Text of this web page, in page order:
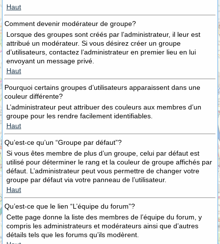
Haut
Comment devenir modérateur de groupe?
Lorsque des groupes sont créés par l’administrateur, il leur est
attribué un modérateur. Si vous désirez créer un groupe
d’utilisateurs, contactez l’administrateur en premier lieu en lui
envoyant un message privé.
Haut
Pourquoi certains groupes d’utilisateurs apparaissent dans une
couleur différente?
L’administrateur peut attribuer des couleurs aux membres d’un
groupe pour les rendre facilement identifiables.
Haut
Qu’est-ce qu’un “Groupe par défaut”?
Si vous êtes membre de plus d’un groupe, celui par défaut est
utilisé pour déterminer le rang et la couleur de groupe affichés par
défaut. L’administrateur peut vous permettre de changer votre
groupe par défaut via votre panneau de l’utilisateur.
Haut
Qu’est-ce que le lien “L’équipe du forum”?
Cette page donne la liste des membres de l’équipe du forum, y
compris les administrateurs et modérateurs ainsi que d’autres
détails tels que les forums qu’ils modèrent.